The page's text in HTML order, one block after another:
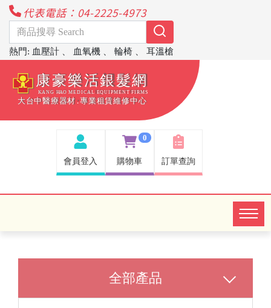
代表電話：04-2225-4973
熱門: 血壓計 血氧機 輪椅 耳溫槍
會員登入
0
購物車 訂單查詢
全部產品